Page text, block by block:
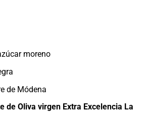
moreno
de Módena
de Oliva virgen Extra Excelencia La